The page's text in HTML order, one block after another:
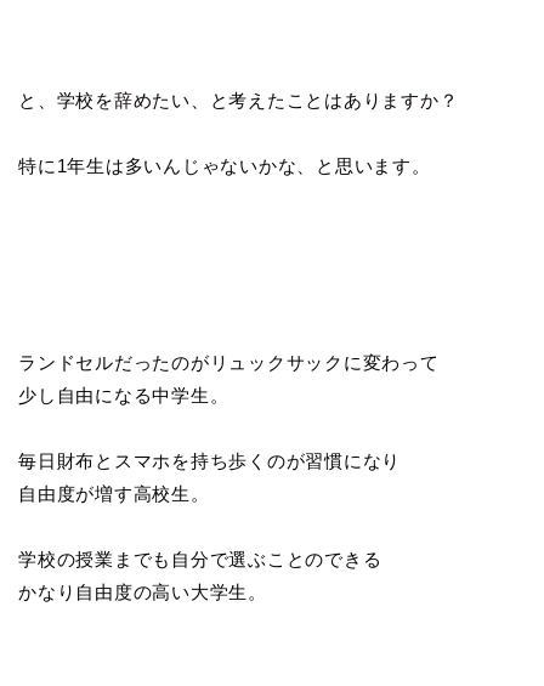
と、学校を辞めたい、と考えたことはありますか？
特に1年生は多いんじゃないかな、と思います。
ランドセルだったのがリュックサックに変わって
少し自由になる中学生。
毎日財布とスマホを持ち歩くのが習慣になり
自由度が増す高校生。
学校の授業までも自分で選ぶことのできる
かなり自由度の高い大学生。